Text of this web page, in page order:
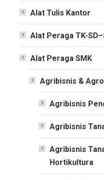
Alat Tulis Kantor
Alat Peraga TK-
Alat Peraga SMK
Agribisnis &
Agribisnis
Agribisnis
Agribisnis
Hortikultura